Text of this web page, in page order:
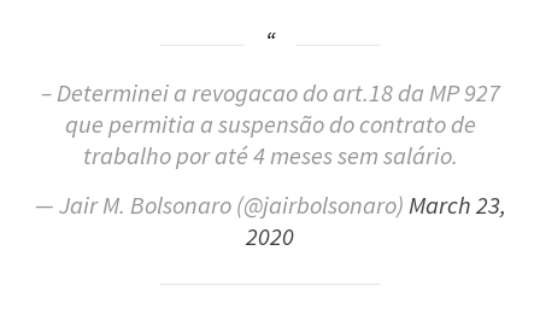
– Determinei a revogacao do art.18 da MP 927
que permitia a suspensão do contrato de
trabalho por até 4 meses sem salário.
— Jair M. Bolsonaro (@jairbolsonaro)March 23,
2020